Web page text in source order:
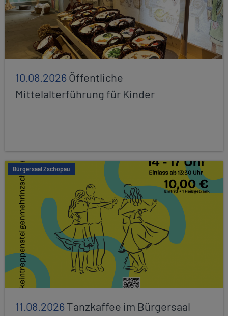
10.08.2026Öffentliche
Mittelalterführung für Kinder
Bürgersaal Zschopau
11.08.2026Tanzkaffee im Bürgersaal